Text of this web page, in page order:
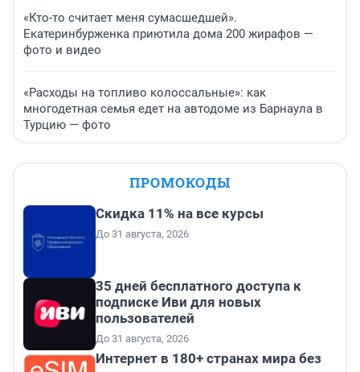
«Кто-то считает меня сумасшедшей».
Екатеринбурженка приютила дома 200 жирафов —
фото и видео
«Расходы на топливо колоссальные»: как
многодетная семья едет на автодоме из Барнаула в
Турцию — фото
ПРОМОКОДЫ
Скидка 11% на все курсы
До 31 августа, 2026
35 дней бесплатного доступа к
подписке Иви для новых
пользователей
До 31 августа, 2026
Интернет в 180+ странах мира без